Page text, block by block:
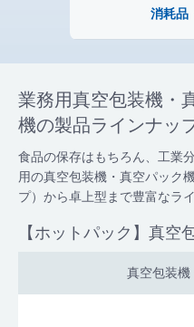
消耗品
業務用真空包装機・
機の製品ラインナッ
食品の保存はもちろん、工業
用の真空包装機・真空パック
プ）から卓上型まで豊富なラ
【ホットパック】真空
真空包装機